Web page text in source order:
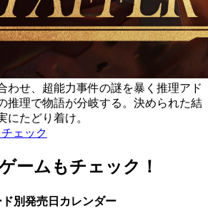
わせ、超能力事件の謎を暴く推理アド
推理で物語が分岐する。決められた結
にたどり着け。
ェック
ームもチェック！
別発売日カレンダー